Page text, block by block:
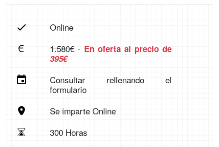
Online
1.580€- En oferta al precio de
395€
Consultar rellenando el
formulario
Se imparte Online
300 Horas